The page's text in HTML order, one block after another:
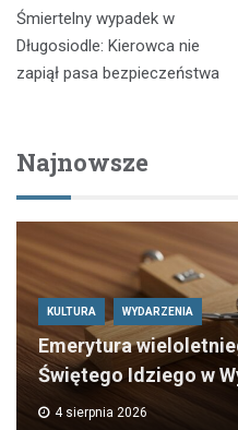
wpisu
Śmiertelny wypadek w
Długosiodle: Kierowca nie
zapiął pasa bezpieczeństwa
Najnowsze
KULTURA WYDARZENIA
Emerytura
Świętego Idziego w
4 sierpnia 2026